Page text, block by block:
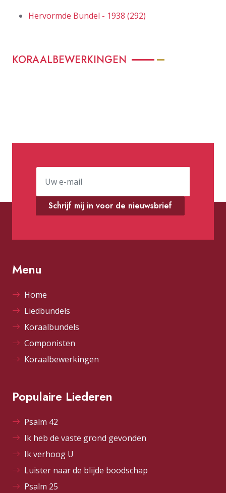
Hervormde Bundel - 1938 (292)
KORAALBEWERKINGEN
Schrijf mij in voor de nieuwsbrief
Menu
Home
Liedbundels
Koraalbundels
Componisten
Koraalbewerkingen
Populaire Liederen
Psalm 42
Ik heb de vaste grond gevonden
Ik verhoog U
Luister naar de blijde boodschap
Psalm 25